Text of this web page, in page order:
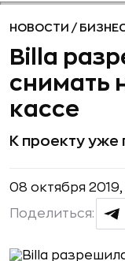
НОВОСТИ /
Billa
снимать
кассе
К проекту уже
08 октября 2019,
Поделиться: